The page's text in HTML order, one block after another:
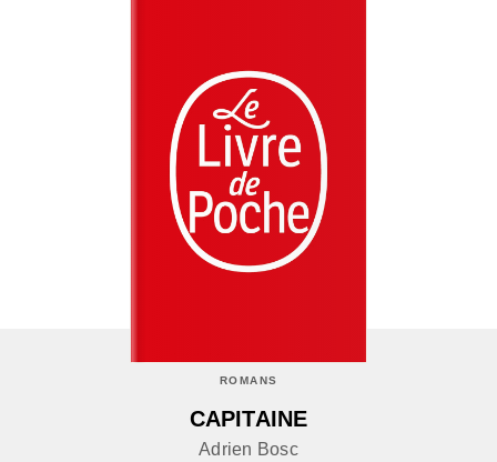
ROMANS
CAPITAINE
Adrien Bosc